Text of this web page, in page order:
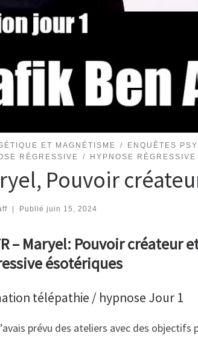
ET MAGNÉTISME ENQUÊTES
RÉGRESSIVE
HYPNOSE
Pouvoir
Publié juin 15, 2024
– Maryel: Pouvoir créateur
ésotériques
télépathie / hypnose Jour 1
prévu des ateliers avec des